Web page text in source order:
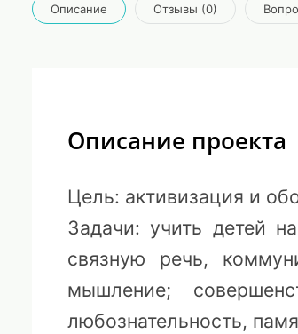
Описание Отзывы (0)
Описание проекта
Цель: активизация и
Задачи: учить детей
связную речь,
мышление;
любознательность,